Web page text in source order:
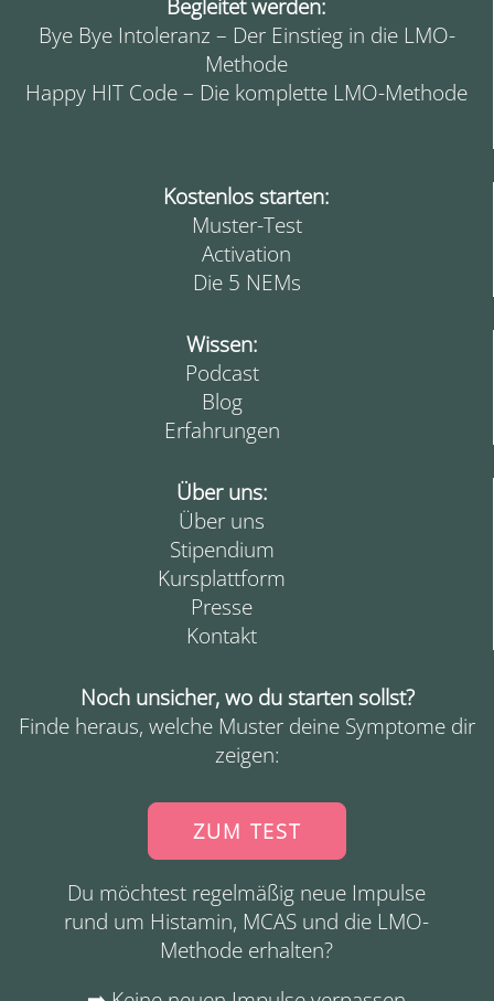
Begleitet werden:
Bye Bye Intoleranz – Der Einstieg in die LMO-
Methode
Happy HIT Code – Die komplette LMO-Methode
Kostenlos starten:
Muster-Test
Activation
Die 5 NEMs
Wissen:
Podcast
Blog
Erfahrungen
Über uns:
Über uns
Stipendium
Kursplattform
Presse
Kontakt
Noch unsicher, wo du starten sollst?
Finde heraus, welche Muster deine Symptome dir
zeigen:
ZUM TEST
Du möchtest regelmäßig neue Impulse
rund um Histamin, MCAS und die LMO-
Methode erhalten?